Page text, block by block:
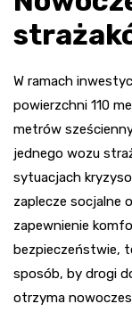
W ramach
powierzchni 110
metrów
jednego wozu
sytuacjach
zaplecze socjalne
zapewnienie
bezpieczeństwie,
sposób, by drogi
otrzyma